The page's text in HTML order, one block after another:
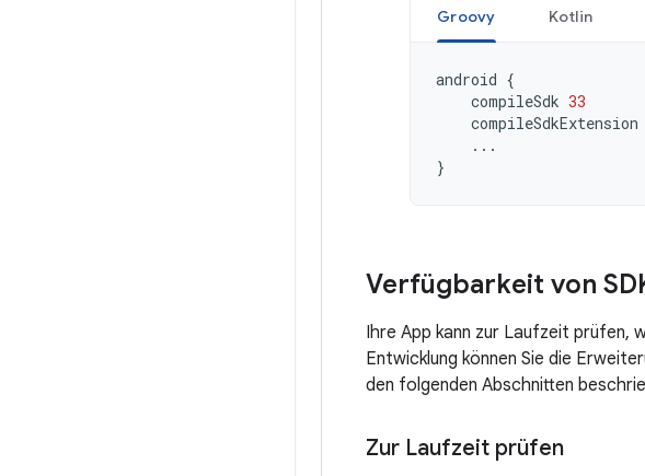
Groovy Kotlin
android {
compileSdk 33
compileSdkExtension
...
}
Verfügbarkeit von
Ihre App kann zur Laufzeit prüfen,
Entwicklung können Sie die
den folgenden Abschnitten
Zur Laufzeit prüfen